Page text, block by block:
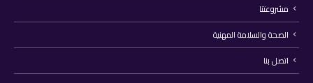
مشروعتنا
الصحة والسلامة المهنية
اتصل بنا